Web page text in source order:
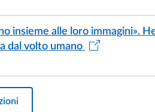
insieme alle loro immagini».
dal volto umano